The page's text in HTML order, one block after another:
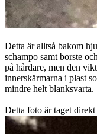
Detta är alltså bakom
schampo samt borste
på hårdare, men den
innerskärmarna i plast
mindre helt blanksvarta.
Detta foto är taget